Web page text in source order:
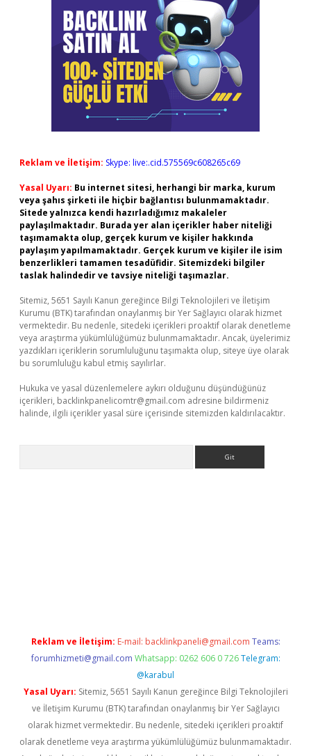
Reklam ve İletişim: Skype: live:.cid.575569c608265c69
Yasal Uyarı: Bu internet sitesi, herhangi bir marka, kurum
veya şahıs şirketi ile hiçbir bağlantısı bulunmamaktadır.
Sitede yalnızca kendi hazırladığımız makaleler
paylaşılmaktadır. Burada yer alan içerikler haber niteliği
taşımamakta olup, gerçek kurum ve kişiler hakkında
paylaşım yapılmamaktadır. Gerçek kurum ve kişiler ile isim
benzerlikleri tamamen tesadüfidir. Sitemizdeki bilgiler
taslak halindedir ve tavsiye niteliği taşımazlar.
Sitemiz, 5651 Sayılı Kanun gereğince Bilgi Teknolojileri ve İletişim
Kurumu (BTK) tarafından onaylanmış bir Yer Sağlayıcı olarak hizmet
vermektedir. Bu nedenle, sitedeki içerikleri proaktif olarak denetleme
veya araştırma yükümlülüğümüz bulunmamaktadır. Ancak, üyelerimiz
yazdıkları içeriklerin sorumluluğunu taşımakta olup, siteye üye olarak
bu sorumluluğu kabul etmiş sayılırlar.
Hukuka ve yasal düzenlemelere aykırı olduğunu düşündüğünüz
içerikleri, backlinkpanelicomtr@gmail.com adresine bildirmeniz
halinde, ilgili içerikler yasal süre içerisinde sitemizden kaldırılacaktır.
Reklam ve İletişim: E-mail: backlinkpaneli@gmail.com Teams:
forumhizmeti@gmail.com Whatsapp: 0262 606 0 726 Telegram:
@karabul
Yasal Uyarı: Sitemiz, 5651 Sayılı Kanun gereğince Bilgi Teknolojileri
ve İletişim Kurumu (BTK) tarafından onaylanmış bir Yer Sağlayıcı
olarak hizmet vermektedir. Bu nedenle, sitedeki içerikleri proaktif
olarak denetleme veya araştırma yükümlülüğümüz bulunmamaktadır.